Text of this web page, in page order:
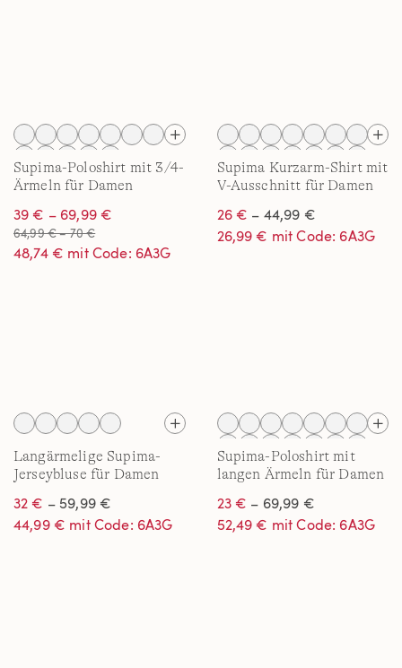
Supima-Poloshirt mit 3/4-
Ärmeln für Damen
39 € – 69,99 €
64,99 € – 70 €
48,74 € mit Code: 6A3G
Supima Kurzarm-Shirt mit
V-Ausschnitt für Damen
26 € – 44,99 €
26,99 € mit Code: 6A3G
Langärmelige Supima-
Jerseybluse für Damen
32 € – 59,99 €
44,99 € mit Code: 6A3G
Supima-Poloshirt mit
langen Ärmeln für Damen
23 € – 69,99 €
52,49 € mit Code: 6A3G